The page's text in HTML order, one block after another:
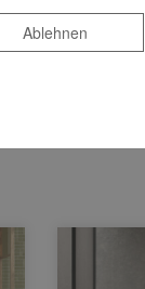
Ablehnen
Ablehnen